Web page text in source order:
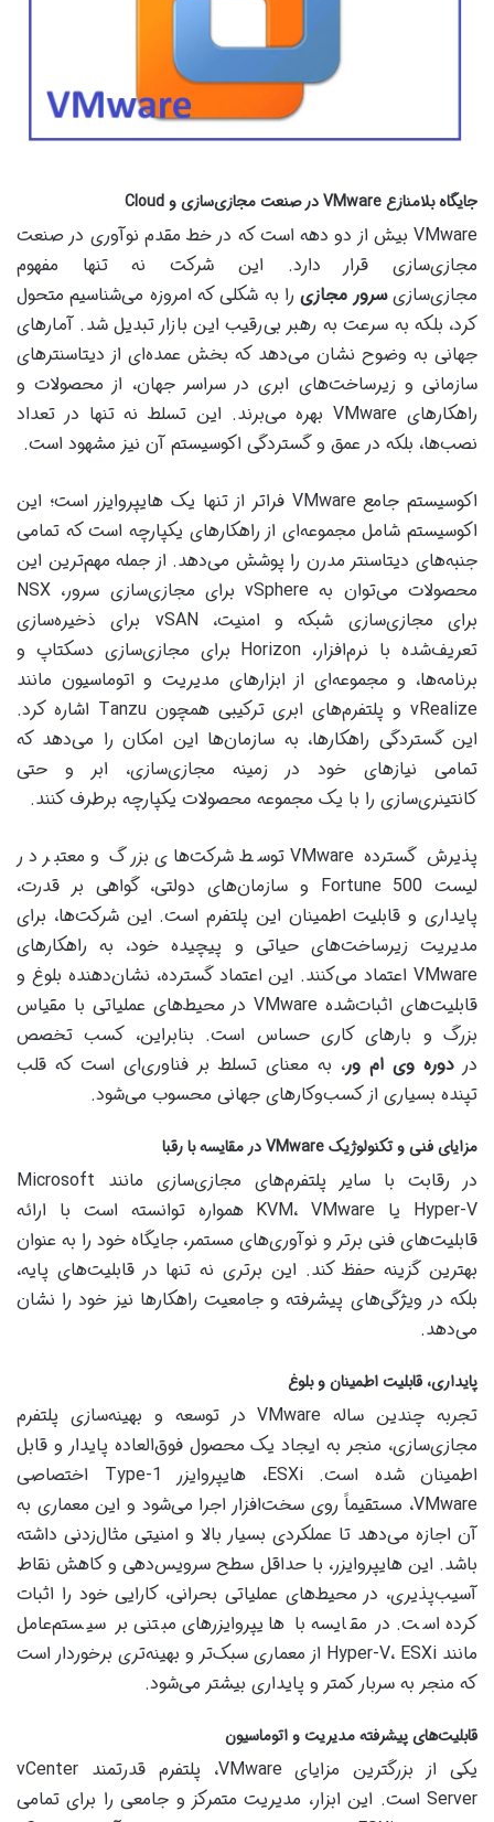
جایگاه بلامنازع VMware در صنعت مجازی‌سازی و Cloud
VMware بیش از دو دهه است که در خط مقدم نوآوری در صنعت
مجازی‌سازی قرار دارد. این شرکت نه تنها مفهوم
مجازی‌سازی سرور مجازی را به شکلی که امروزه می‌شناسیم متحول
کرد، بلکه به سرعت به رهبر بی‌رقیب این بازار تبدیل شد. آمارهای
جهانی به وضوح نشان می‌دهد که بخش عمده‌ای از دیتاسنترهای
سازمانی و زیرساخت‌های ابری در سراسر جهان، از محصولات و
راهکارهای VMware بهره می‌برند. این تسلط نه تنها در تعداد
نصب‌ها، بلکه در عمق و گستردگی اکوسیستم آن نیز مشهود است.
اکوسیستم جامع VMware فراتر از تنها یک هایپروایزر است؛ این
اکوسیستم شامل مجموعه‌ای از راهکارهای یکپارچه است که تمامی
جنبه‌های دیتاسنتر مدرن را پوشش می‌دهد. از جمله مهم‌ترین این
محصولات می‌توان به vSphere برای مجازی‌سازی سرور، NSX
برای مجازی‌سازی شبکه و امنیت، vSAN برای ذخیره‌سازی
تعریف‌شده با نرم‌افزار، Horizon برای مجازی‌سازی دسکتاپ و
برنامه‌ها، و مجموعه‌ای از ابزارهای مدیریت و اتوماسیون مانند
vRealize و پلتفرم‌های ابری ترکیبی همچون Tanzu اشاره کرد.
این گستردگی راهکارها، به سازمان‌ها این امکان را می‌دهد که
تمامی نیازهای خود در زمینه مجازی‌سازی، ابر و حتی
کانتینری‌سازی را با یک مجموعه محصولات یکپارچه برطرف کنند.
پذیرش گسترده VMware توسط شرکت‌های بزرگ و معتبر در
لیست Fortune 500 و سازمان‌های دولتی، گواهی بر قدرت،
پایداری و قابلیت اطمینان این پلتفرم است. این شرکت‌ها، برای
مدیریت زیرساخت‌های حیاتی و پیچیده خود، به راهکارهای
VMware اعتماد می‌کنند. این اعتماد گسترده، نشان‌دهنده بلوغ و
قابلیت‌های اثبات‌شده VMware در محیط‌های عملیاتی با مقیاس
بزرگ و بارهای کاری حساس است. بنابراین، کسب تخصص
در دوره وی ام ور، به معنای تسلط بر فناوری‌ای است که قلب
تپنده بسیاری از کسب‌وکارهای جهانی محسوب می‌شود.
مزایای فنی و تکنولوژیک VMware در مقایسه با رقبا
در رقابت با سایر پلتفرم‌های مجازی‌سازی مانند Microsoft
Hyper-V یا KVM، VMware همواره توانسته است با ارائه
قابلیت‌های فنی برتر و نوآوری‌های مستمر، جایگاه خود را به عنوان
بهترین گزینه حفظ کند. این برتری نه تنها در قابلیت‌های پایه،
بلکه در ویژگی‌های پیشرفته و جامعیت راهکارها نیز خود را نشان
می‌دهد.
پایداری، قابلیت اطمینان و بلوغ
تجربه چندین ساله VMware در توسعه و بهینه‌سازی پلتفرم
مجازی‌سازی، منجر به ایجاد یک محصول فوق‌العاده پایدار و قابل
اطمینان شده است. ESXi، هایپروایزر Type-1 اختصاصی
VMware، مستقیماً روی سخت‌افزار اجرا می‌شود و این معماری به
آن اجازه می‌دهد تا عملکردی بسیار بالا و امنیتی مثال‌زدنی داشته
باشد. این هایپروایزر، با حداقل سطح سرویس‌دهی و کاهش نقاط
آسیب‌پذیری، در محیط‌های عملیاتی بحرانی، کارایی خود را اثبات
کرده است. در مقایسه با هایپروایزرهای مبتنی بر سیستم‌عامل
مانند Hyper-V، ESXi از معماری سبک‌تر و بهینه‌تری برخوردار است
که منجر به سربار کمتر و پایداری بیشتر می‌شود.
قابلیت‌های پیشرفته مدیریت و اتوماسیون
یکی از بزرگترین مزایای VMware، پلتفرم قدرتمند vCenter
Server است. این ابزار، مدیریت متمرکز و جامعی را برای تمامی